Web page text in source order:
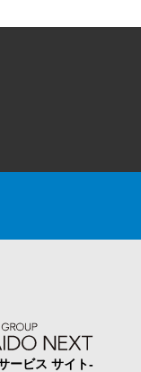
ービス サイト‐